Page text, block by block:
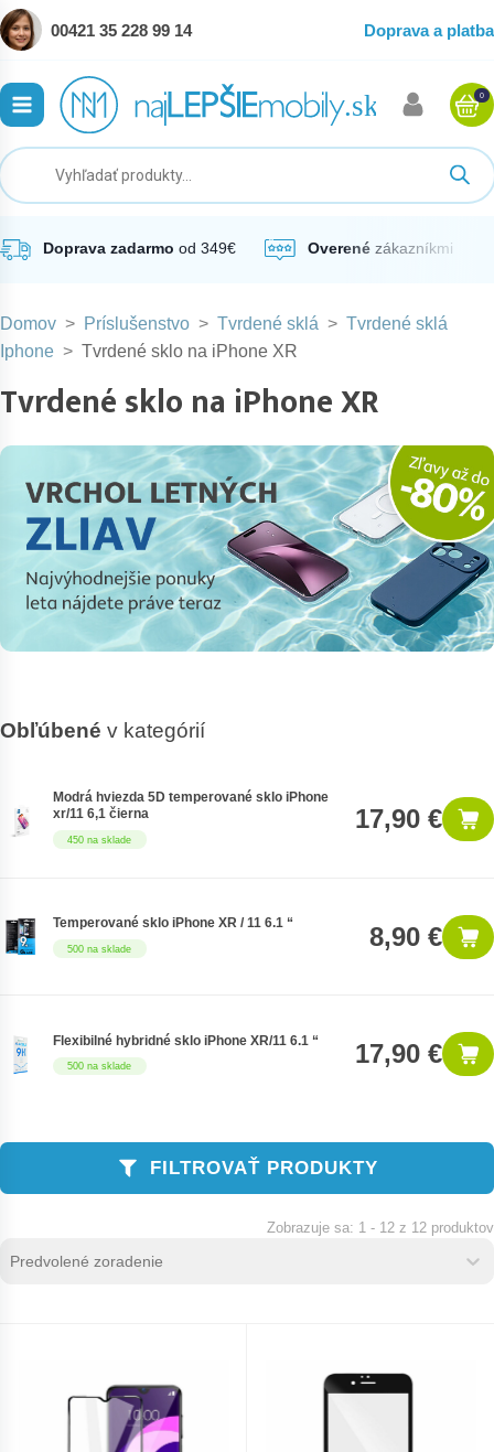
00421 35 228 99 14 Doprava a platba
0
Doprava zadarmo od 349€ Overené zákazníkmi
Domov > Príslušenstvo > Tvrdené sklá > Tvrdené sklá
Iphone > Tvrdené sklo na iPhone XR
Tvrdené sklo na iPhone XR
Obľúbené v kategórií
450 na sklade
Modrá hviezda 5D temperované sklo iPhone
xr/11 6,1 čierna
17,90 €
500 na sklade
Temperované sklo iPhone XR / 11 6.1 “ 8,90 €
500 na sklade
Flexibilné hybridné sklo iPhone XR/11 6.1 “ 17,90 €
FILTROVAŤ PRODUKTY
Zoradenie produktov
Sort content
1 - 12 z 12 produktov